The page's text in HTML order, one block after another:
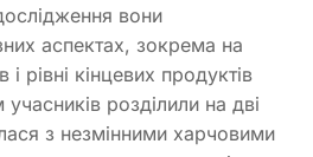
вони
аспектах, зокрема на
і рівні кінцевих продуктів
учасників розділили на дві
з незмінними харчовими